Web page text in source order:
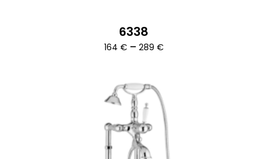
6338
164 € – 289 €Ártartomány: